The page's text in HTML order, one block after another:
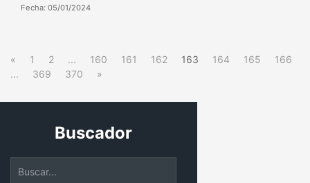
Fecha: 05/01/2024
« 1 2 ... 160 161 162 163 164 165
166
...
369 370 »
Buscador